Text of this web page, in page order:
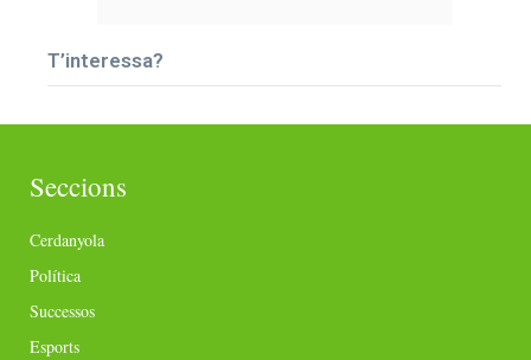
T’interessa?
Seccions
Cerdanyola
Política
Successos
Esports